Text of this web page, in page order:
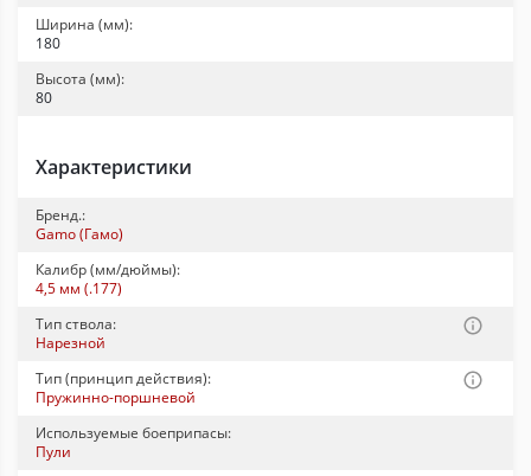
Ширина (мм):
180
Высота (мм):
80
Характеристики
Бренд.:
Gamo (Гамо)
Калибр (мм/дюймы):
4,5 мм (.177)
Тип ствола:
Нарезной
Тип (принцип действия):
Пружинно-поршневой
Используемые боеприпасы:
Пули